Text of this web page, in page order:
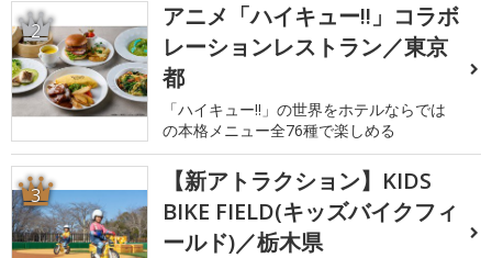
2
アニメ「ハイキュー!!」コラボ
レーションレストラン／東京
都
「ハイキュー!!」の世界をホテルならでは
の本格メニュー全76種で楽しめる
3
【新アトラクション】KIDS
BIKE FIELD(キッズバイクフィ
ールド)／栃木県